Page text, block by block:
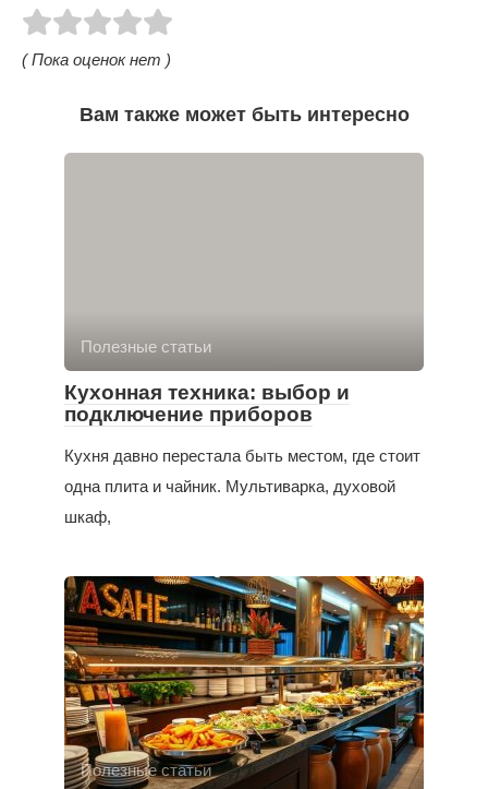
( Пока оценок нет )
Вам также может быть интересно
Полезные статьи
Кухонная техника: выбор и
подключение приборов
Кухня давно перестала быть местом, где стоит
одна плита и чайник. Мультиварка, духовой
шкаф,
Полезные статьи